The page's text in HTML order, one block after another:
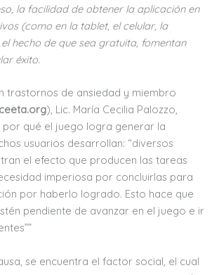
la facilidad de obtener la aplicación en
(como en la tablet, el celular, la
hecho de que sea gratuita, fomentan
éxito.
trastornos de ansiedad y miembro
), Lic. María Cecilia Palozzo,
por qué el juego logra generar la
usuarios desarrollan: “diversos
el efecto que producen las tareas
imperiosa por concluirlas para
por haberlo logrado. Esto hace que
pendiente de avanzar en el juego e ir
se encuentra el factor social, el cual